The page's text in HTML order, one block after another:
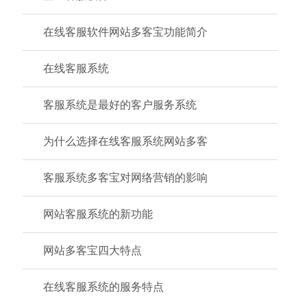
在线客服软件网站多客宝功能简介
在线客服系统
客服系统是最好的客户服务系统
为什么选择在线客服系统网站多客
客服系统多客宝对网络营销的影响
网站客服系统的新功能
网站多客宝四大特点
在线客服系统的服务特点